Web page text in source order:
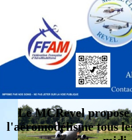
Le MCRevel
l'aéromodélisme tous